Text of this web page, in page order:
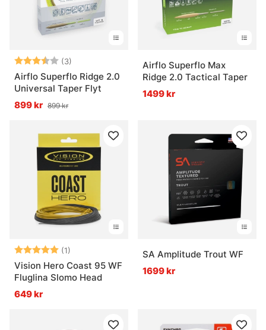
Vad är en running line?
Betyg: (3)
3.3 utav 5 stjärnor
Airflo Superflo Ridge 2.0
Universal Taper Flyt
899 kr 899 kr
Airflo Superflo Max
Ridge 2.0 Tactical Taper
1499 kr
Betyg: (1)
5.0 utav 5 stjärnor
Vision Hero Coast 95 WF
Fluglina Slomo Head
649 kr
SA Amplitude Trout WF
1699 kr